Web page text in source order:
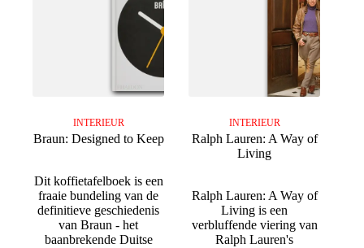
INTERIEUR
Braun: Designed to Keep
Dit koffietafelboek is een
fraaie bundeling van de
definitieve geschiedenis
van Braun - het
baanbrekende Duitse
INTERIEUR
Ralph Lauren: A Way of
Living
Ralph Lauren: A Way of
Living is een
verbluffende viering van
Ralph Lauren's